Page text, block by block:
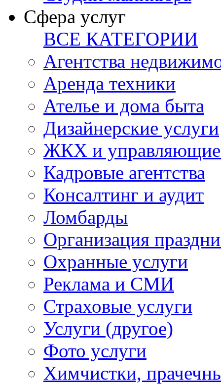
Сфера услуг
ВСЕ КАТЕГОРИИ
Агентства
Аренда техники
Ателье и дома быта
Дизайнерские услуги
ЖКХ и управляющие
Кадровые агентства
Консалтинг и аудит
Ломбарды
Организация
Охранные услуги
Реклама и СМИ
Страховые услуги
Услуги (другое)
Фото услуги
Химчистки,